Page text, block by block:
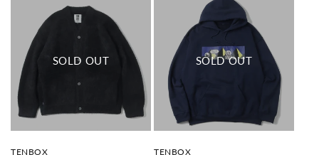
販
TENBOX
販
TENBOX